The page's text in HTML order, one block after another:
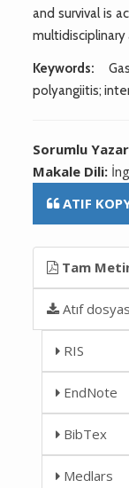
and survival is
multidisciplinary
Keywords:
polyangiitis;
Sorumlu
Makale Dili:
ATIF
Tam
Atıf
RIS
EndNote
BibTex
Medlars